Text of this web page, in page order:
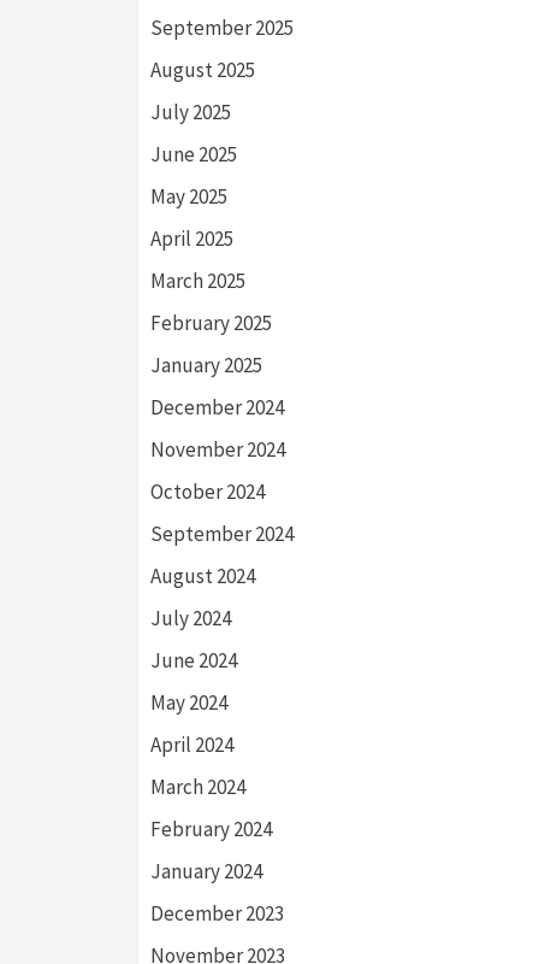
September 2025
August 2025
July 2025
June 2025
May 2025
April 2025
March 2025
February 2025
January 2025
December 2024
November 2024
October 2024
September 2024
August 2024
July 2024
June 2024
May 2024
April 2024
March 2024
February 2024
January 2024
December 2023
November 2023